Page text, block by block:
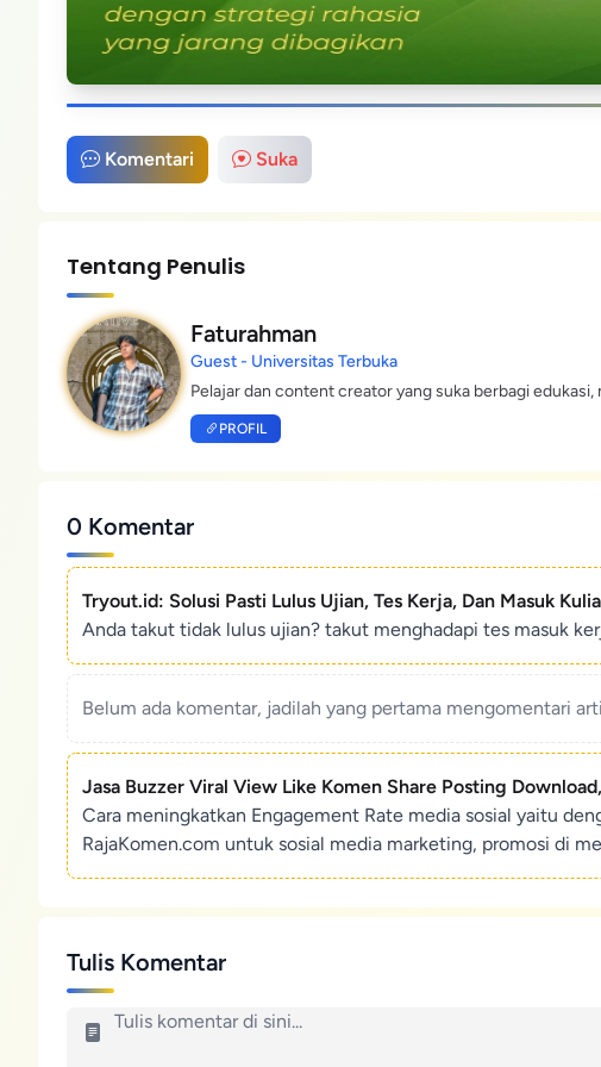
Komentari Suka
Tentang Penulis
Faturahman
Guest - Universitas Terbuka
Pelajar dan content creator yang suka berbagi edukasi,
PROFIL
0 Komentar
Tryout.id: Solusi Pasti Lulus Ujian, Tes Kerja, Dan Masuk
Anda takut tidak lulus ujian? takut menghadapi tes masuk
Belum ada komentar, jadilah yang pertama mengomentari
Jasa Buzzer Viral View Like Komen Share Posting
Cara meningkatkan Engagement Rate media sosial yaitu
RajaKomen.com untuk sosial media marketing, promosi di
Tulis Komentar